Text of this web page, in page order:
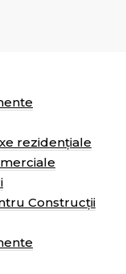
rezidențiale
Construcții